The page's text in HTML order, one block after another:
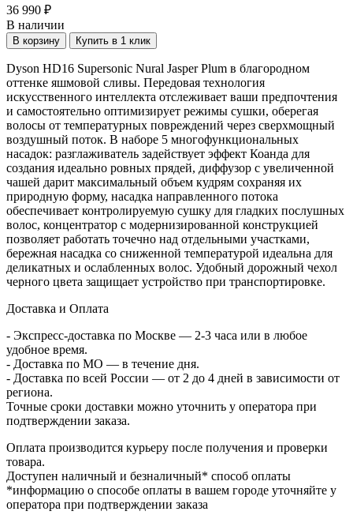
36 990 ₽
В наличии
В корзину Купить в 1 клик
Dyson HD16 Supersonic Nural Jasper Plum в благородном
оттенке яшмовой сливы. Передовая технология
искусственного интеллекта отслеживает ваши предпочтения
и самостоятельно оптимизирует режимы сушки, оберегая
волосы от температурных повреждений через сверхмощный
воздушный поток. В наборе 5 многофункциональных
насадок: разглаживатель задействует эффект Коанда для
создания идеально ровных прядей, диффузор с увеличенной
чашей дарит максимальный объем кудрям сохраняя их
природную форму, насадка направленного потока
обеспечивает контролируемую сушку для гладких послушных
волос, концентратор с модернизированной конструкцией
позволяет работать точечно над отдельными участками,
бережная насадка со сниженной температурой идеальна для
деликатных и ослабленных волос. Удобный дорожный чехол
черного цвета защищает устройство при транспортировке.
Доставка и Оплата
- Экспресс-доставка по Москве — 2-3 часа или в любое
удобное время.
- Доставка по МО — в течение дня.
- Доставка по всей России — от 2 до 4 дней в зависимости от
региона.
Точные сроки доставки можно уточнить у оператора при
подтверждении заказа.
Оплата производится курьеру после получения и проверки
товара.
Доступен наличный и безналичный* способ оплаты
*информацию о способе оплаты в вашем городе уточняйте у
оператора при подтверждении заказа